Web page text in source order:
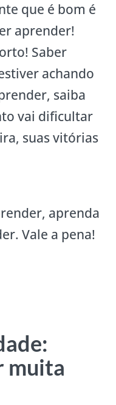
que é bom é
aprender!
Saber
achando
saiba
vai dificultar
suas vitórias
aprenda
Vale a pena!
muita